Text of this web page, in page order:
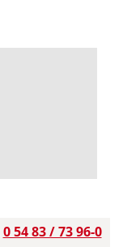
0 54 83 / 73 96-0